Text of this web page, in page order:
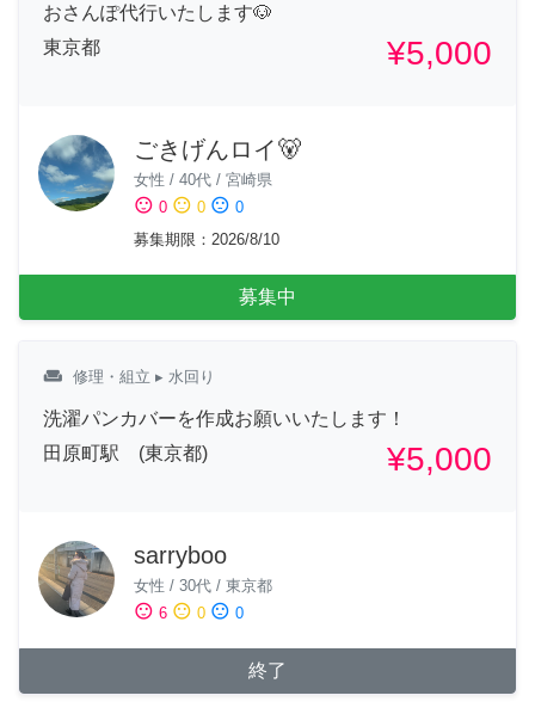
おさんぽ代行いたします🐶
東京都
¥5,000
ごきげんロイ🐻
女性 / 40代 / 宮崎県
sentiment_satisfied 0 sentiment_neutral 0 sentiment_dissatisfied 0
募集期限 ： 2026/8/10
募集中
weekend 修理・組立 ▸ 水回り
洗濯パンカバーを作成お願いいたします！
田原町駅 (東京都)
¥5,000
sarryboo
女性 / 30代 / 東京都
sentiment_satisfied 6 sentiment_neutral 0 sentiment_dissatisfied 0
終了